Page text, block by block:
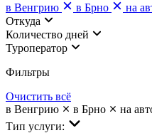
в Венгрию
в Брно на
Откуда
Количество дней
Туроператор
Фильтры
Очистить всё
в Венгрию
в Брно на
Тип услуги: